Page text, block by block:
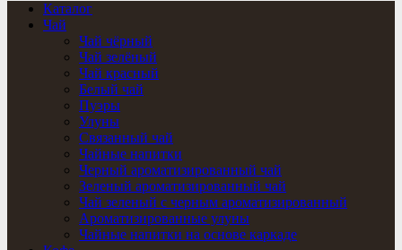
Каталог
Чай
Чай чёрный
Чай зелёный
Чай красный
Белый чай
Пуэры
Улуны
Связанный чай
Чайные напитки
Черный ароматизированный чай
Зеленый ароматизированный чай
Чай зеленый с черным ароматизированный
Ароматизированные улуны
Чайные напитки на основе каркаде